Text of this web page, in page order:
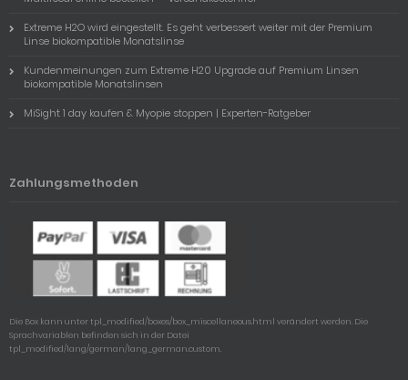
Extreme H2O wird eingestellt. Es geht verbessert weiter mit der Premium
Linse biokompatible Monatslinse
Kundenmeinungen zum Extreme H20 Upgrade auf Premium Linsen
biokompatible Monatslinsen
MiSight 1 day kaufen & Myopie stoppen | Experten-Ratgeber
Zahlungsmethoden
Die Box kann unter tpl_modified/boxes/box_miscellaneous.html verändert werden. Die
Sprachvariablen befinden sich in der Datei
tpl_modified/lang/german/lang_german.custom.